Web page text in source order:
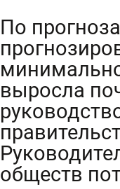
По
выросла
обществ